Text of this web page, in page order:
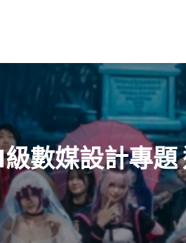
級數媒設計專